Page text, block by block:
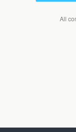
All